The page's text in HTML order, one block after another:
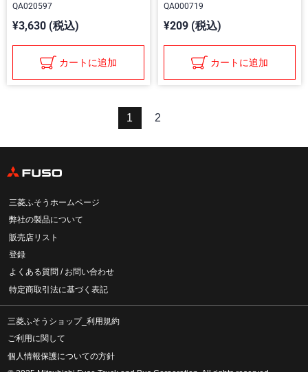
QA020597
¥3,630 (税込)
カートに追加
QA000719
¥209 (税込)
カートに追加
1 2
三菱ふそうホームページ
弊社の製品について
販売店リスト
登録
よくある質問 / お問い合わせ
特定商取引法に基づく表記
三菱ふそうショップ_利用規約
ご利用に関して
個人情報保護についての方針